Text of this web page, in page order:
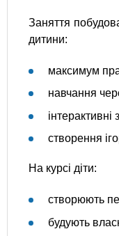
Заняття
дитини:
максимум
навчання
інтерактивні
створення
На курсі діти:
створюють
будують